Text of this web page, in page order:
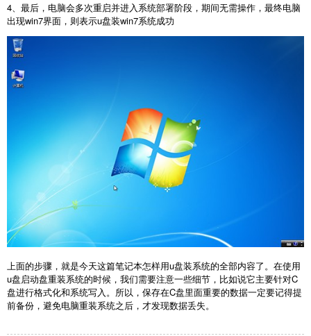
4、最后，电脑会多次重启并进入系统部署阶段，期间无需操作，最终电脑
出现win7界面，则表示u盘装win7系统成功
上面的步骤，就是今天这篇笔记本怎样用u盘装系统的全部内容了。在使用
u盘启动盘重装系统的时候，我们需要注意一些细节，比如说它主要针对C
盘进行格式化和系统写入。所以，保存在C盘里面重要的数据一定要记得提
前备份，避免电脑重装系统之后，才发现数据丢失。